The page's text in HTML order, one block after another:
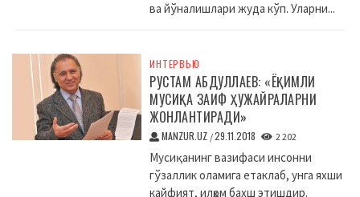
ва йўналишлари жуда кўп. Уларни...
ИНТЕРВЬЮ
РУСТАМ АБДУЛЛАЕВ: «ЁҚИМЛИ
МУСИҚА ЗАИФ ҲУЖАЙРАЛАРНИ
ЖОНЛАНТИРАДИ»
MANZUR.UZ /29.11.2018 2 202
Мусиқанинг вазифаси инсонни
гўзаллик оламига етаклаб, унга яхши
кайфият, илҳом бахш этишдир.